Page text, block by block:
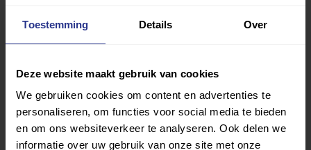
Toestemming Details Over
Deze website maakt gebruik van cookies
We gebruiken cookies om content en advertenties te
personaliseren, om functies voor social media te bieden
en om ons websiteverkeer te analyseren. Ook delen we
informatie over uw gebruik van onze site met onze
Vind jouw sport